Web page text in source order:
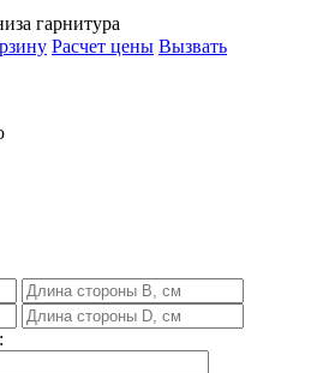
гарнитура
Расчет цены Вызвать